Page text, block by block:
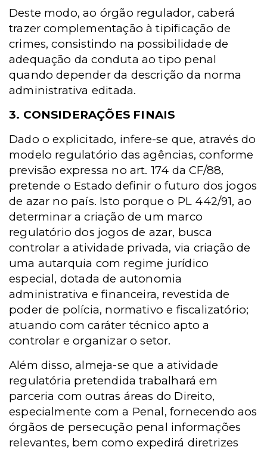
Deste modo, ao órgão regulador, caberá
trazer complementação à tipificação de
crimes, consistindo na possibilidade de
adequação da conduta ao tipo penal
quando depender da descrição da norma
administrativa editada.
3. CONSIDERAÇÕES FINAIS
Dado o explicitado, infere-se que, através do
modelo regulatório das agências, conforme
previsão expressa no art. 174 da CF/88,
pretende o Estado definir o futuro dos jogos
de azar no país. Isto porque o PL 442/91, ao
determinar a criação de um marco
regulatório dos jogos de azar, busca
controlar a atividade privada, via criação de
uma autarquia com regime jurídico
especial, dotada de autonomia
administrativa e financeira, revestida de
poder de polícia, normativo e fiscalizatório;
atuando com caráter técnico apto a
controlar e organizar o setor.
Além disso, almeja-se que a atividade
regulatória pretendida trabalhará em
parceria com outras áreas do Direito,
especialmente com a Penal, fornecendo aos
órgãos de persecução penal informações
relevantes, bem como expedirá diretrizes